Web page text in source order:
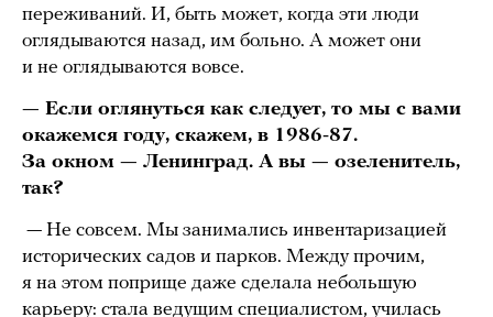
переживаний. И, быть может, когда эти люди
оглядываются назад, им больно. А может они
и не оглядываются вовсе.
— Если оглянуться как следует, то мы с вами
окажемся году, скажем, в 1986-87.
За окном — Ленинград. А вы — озеленитель,
так?
— Не совсем. Мы занимались инвентаризацией
исторических садов и парков. Между прочим,
я на этом поприще даже сделала небольшую
карьеру: стала ведущим специалистом, училась